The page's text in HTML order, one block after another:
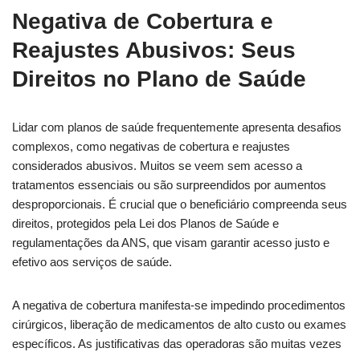
Negativa de Cobertura e
Reajustes Abusivos: Seus
Direitos no Plano de Saúde
Lidar com planos de saúde frequentemente apresenta desafios
complexos, como negativas de cobertura e reajustes
considerados abusivos. Muitos se veem sem acesso a
tratamentos essenciais ou são surpreendidos por aumentos
desproporcionais. É crucial que o beneficiário compreenda seus
direitos, protegidos pela Lei dos Planos de Saúde e
regulamentações da ANS, que visam garantir acesso justo e
efetivo aos serviços de saúde.
A negativa de cobertura manifesta-se impedindo procedimentos
cirúrgicos, liberação de medicamentos de alto custo ou exames
específicos. As justificativas das operadoras são muitas vezes